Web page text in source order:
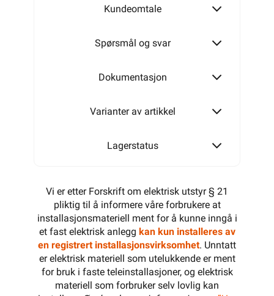
Kundeomtale
Spørsmål og svar
Dokumentasjon
Varianter av artikkel
Lagerstatus
Vi er etter Forskrift om elektrisk utstyr § 21
pliktig til å informere våre forbrukere at
installasjonsmateriell ment for å kunne inngå i
et fast elektrisk anlegg kan kun installeres av
en registrert installasjonsvirksomhet. Unntatt
er elektrisk materiell som utelukkende er ment
for bruk i faste teleinstallasjoner, og elektrisk
materiell som forbruker selv lovlig kan